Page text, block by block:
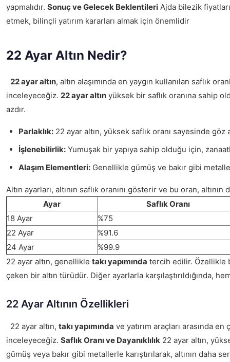
yapmalıdır. Sonuç ve Gelecek Beklentileri Ajda bilezik
etmek, bilinçli yatırım kararları almak için önemlidir
22 Ayar Altın Nedir?
22 ayar altın, altın alaşımında en yaygın kullanılan saflık
inceleyeceğiz. 22 ayar altın yüksek bir saflık oranına sahip
azdır.
Parlaklık: 22 ayar altın, yüksek saflık oranı sayesinde göz
İşlenebilirlik: Yumuşak bir yapıya sahip olduğu için,
Alaşım Elementleri: Genellikle gümüş ve bakır gibi
Altın ayarları, altının saflık oranını gösterir ve bu oran,
Ayar
Saflık Oranı
18 Ayar
%75
22 Ayar
%91.6
24 Ayar
%99.9
22 ayar altın, genellikle takı yapımında tercih edilir. Özellikle
çeken bir altın türüdür. Diğer ayarlarla karşılaştırıldığında,
22 Ayar Altının Özellikleri
22 ayar altın, takı yapımında ve yatırım araçları arasında
inceleyeceğiz. Saflık Oranı ve Dayanıklılık 22 ayar altın,
gümüş veya bakır gibi metallerle karıştırılarak, altının daha